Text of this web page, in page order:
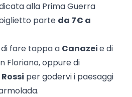
alla Prima Guerra
parte da 7€ a
fare tappa a Canazeie di
Floriano, oppure di
per godervi i paesaggi